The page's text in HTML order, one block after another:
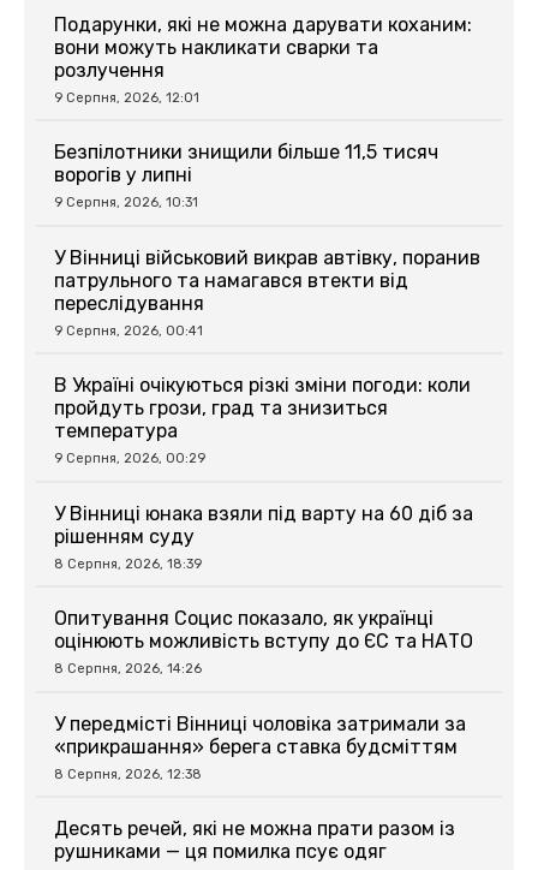
Подарунки, які не можна дарувати коханим:
вони можуть накликати сварки та
розлучення
9 Серпня, 2026, 12:01
Безпілотники знищили більше 11,5 тисяч
ворогів у липні
9 Серпня, 2026, 10:31
У Вінниці військовий викрав автівку, поранив
патрульного та намагався втекти від
переслідування
9 Серпня, 2026, 00:41
В Україні очікуються різкі зміни погоди: коли
пройдуть грози, град та знизиться
температура
9 Серпня, 2026, 00:29
У Вінниці юнака взяли під варту на 60 діб за
рішенням суду
8 Серпня, 2026, 18:39
Опитування Социс показало, як українці
оцінюють можливість вступу до ЄС та НАТО
8 Серпня, 2026, 14:26
У передмісті Вінниці чоловіка затримали за
«прикрашання» берега ставка будсміттям
8 Серпня, 2026, 12:38
Десять речей, які не можна прати разом із
рушниками — ця помилка псує одяг